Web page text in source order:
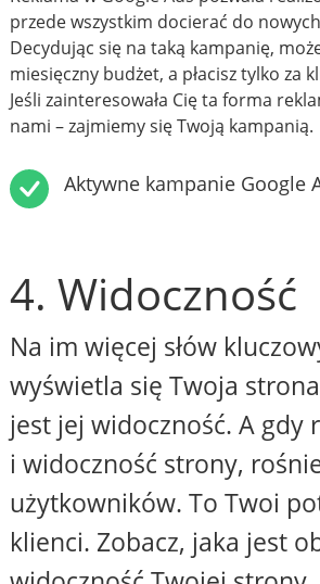
przede wszystkim docierać do
Decydując się na taką kampanię,
miesięczny budżet, a płacisz tylko za
Jeśli zainteresowała Cię ta forma
nami – zajmiemy się Twoją kampanią.
Aktywne kampanie Google
4. Widoczność
Na im więcej słów
wyświetla się Twoja
jest jej widoczność. A gdy
i widoczność strony,
użytkowników. To Twoi
klienci. Zobacz, jaka jest